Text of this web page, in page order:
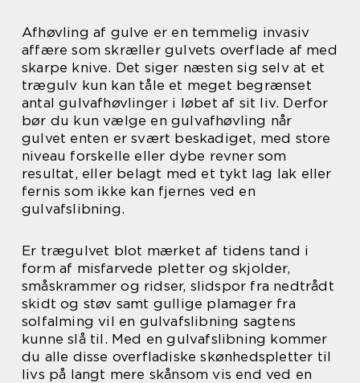
Afhøvling af gulve er en temmelig invasiv
affære som skræller gulvets overflade af med
skarpe knive. Det siger næsten sig selv at et
trægulv kun kan tåle et meget begrænset
antal gulvafhøvlinger i løbet af sit liv. Derfor
bør du kun vælge en gulvafhøvling når
gulvet enten er svært beskadiget, med store
niveau forskelle eller dybe revner som
resultat, eller belagt med et tykt lag lak eller
fernis som ikke kan fjernes ved en
gulvafslibning.
Er trægulvet blot mærket af tidens tand i
form af misfarvede pletter og skjolder,
småskrammer og ridser, slidspor fra nedtrådt
skidt og støv samt gullige plamager fra
solfalming vil en gulvafslibning sagtens
kunne slå til. Med en gulvafslibning kommer
du alle disse overfladiske skønhedspletter til
livs på langt mere skånsom vis end ved en